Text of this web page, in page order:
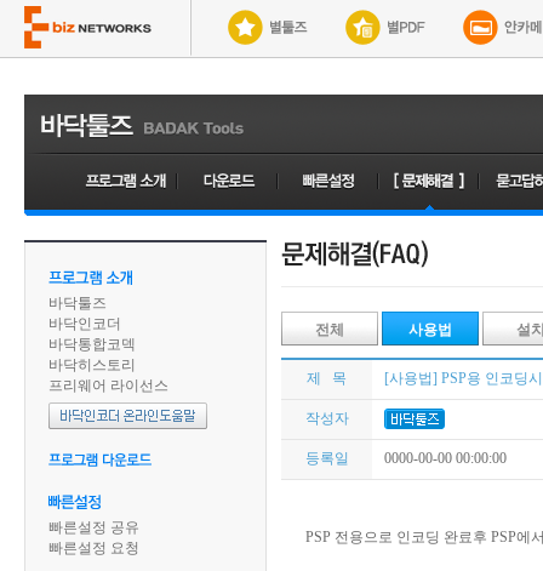
바닥툴즈
바닥인코더
바닥통합코덱
바닥히스토리
프리웨어 라이선스
빠른설정 공유
빠른설정 요청
전체 사용법 설
제 목 [사용법] PSP용 인코딩
작성자
등록일 0000-00-00 00:00:00
PSP 전용으로 인코딩 완료후 PSP에